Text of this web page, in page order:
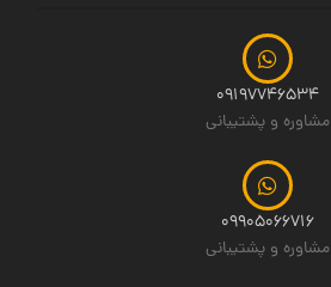
09197746534
مشاوره و پشتیبانی
09905066716
مشاوره و پشتیبانی